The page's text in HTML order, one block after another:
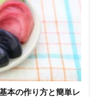
本の作り方と簡単レ